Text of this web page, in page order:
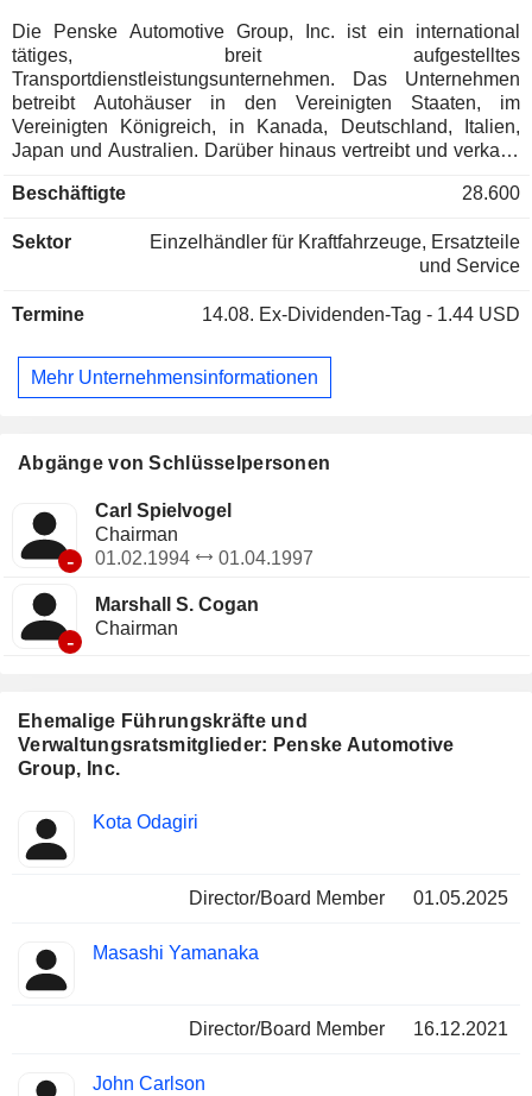
Ehemalige Führungskräfte und
Verwaltungsratsmitglieder: Penske Automotive
Group, Inc.
Insider
Besetzte
Positionen
Kota Odagiri
Director/Board Member 01.05.2025
Masashi Yamanaka
Director/Board Member 16.12.2021
John Carlson
Die Penske Automotive Group, Inc. ist ein international
tätiges, breit aufgestelltes
Transportdienstleistungsunternehmen. Das Unternehmen
betreibt Autohäuser in den Vereinigten Staaten, im
Vereinigten Königreich, in Kanada, Deutschland, Italien,
Japan und Australien. Darüber hinaus vertreibt und verkauft
Antriebssysteme sowie zugehörige Teile und
Zudem hält es einen Anteil von 28,9 % an Penske
Transportation Solutions (PTS). Zu den Geschäftsbereichen
Nutzfahrzeugen, Sonstiges sowie Investitionen außerhalb
Einzelhandel umfasst den Betrieb von Autohäusern. Der
Geschäftsbereich Einzelhandel mit Nutzfahrzeugen umfasst
umfasst den Vertrieb von Nutzfahrzeugen und
außerhalb der Automobilbranche umfasst Beteiligungen
nach der Equity-Methode an Unternehmen außerhalb der
Automobilbranche, darunter die Beteiligung an PTS und
anderen.
Beschäftigte 28.600
Sektor
Einzelhändler für Kraftfahrzeuge, Ersatzteile
und Service
Termine 14.08. Ex-Dividenden-Tag - 1.44 USD
Mehr Unternehmensinformationen
Abgänge von Schlüsselpersonen
-
Carl Spielvogel
Chairman
01.02.1994
01.04.1997
-
Marshall S. Cogan
Chairman